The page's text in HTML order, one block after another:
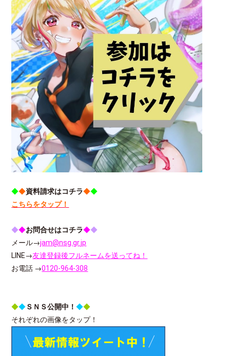
◆◆資料請求はコチラ◆◆
こちらをタップ！
◆◆お問合せはコチラ◆◆
メール→jam@nsg.gr.jp
LINE→友達登録後フルネームを送ってね！
お電話 →0120-964-308
◆◆ＳＮＳ公開中！◆◆
それぞれの画像をタップ！